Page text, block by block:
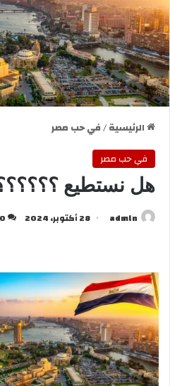
الرئيسية/في حب مصر
في حب مصر
هل نستطيع
admln 28 أكتوبر، 2024 0